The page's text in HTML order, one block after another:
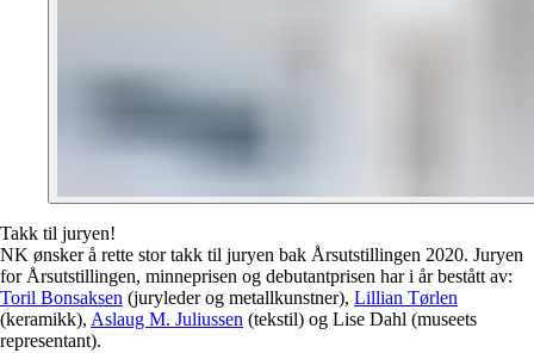
Takk til juryen!
NK ønsker å rette stor takk til juryen bak Årsutstillingen 2020. Juryen
for Årsutstillingen, minneprisen og debutantprisen har i år bestått av:
Toril Bonsaksen (juryleder og metallkunstner), Lillian Tørlen
(keramikk), Aslaug M. Juliussen (tekstil) og Lise Dahl (museets
representant).